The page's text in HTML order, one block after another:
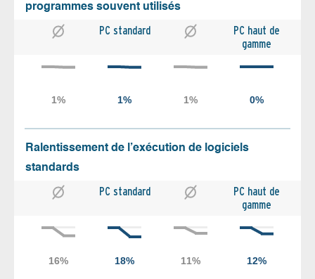
programmes souvent utilisés
PC standard
PC haut de
gamme
Ralentissement de l’exécution de logiciels
standards
PC standard
PC haut de
gamme